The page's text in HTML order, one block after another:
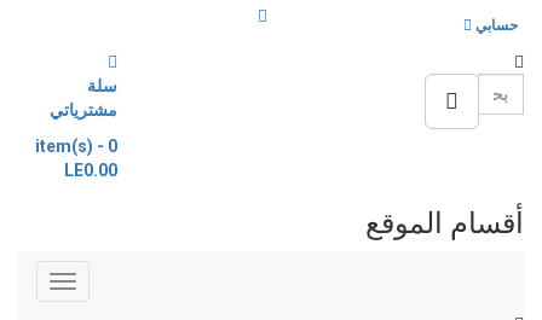
حسابي
سلة
مشترياتي
0
-
LE0.00
أقسام الموقع